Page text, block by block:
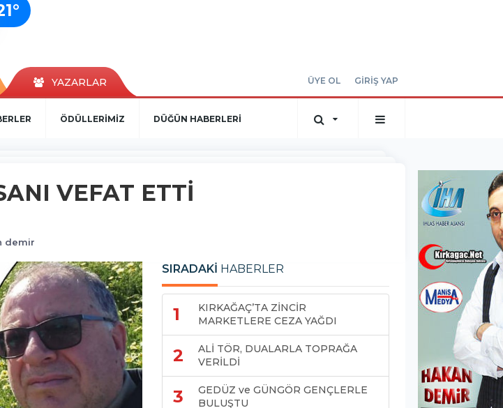
°
YAZARLAR ÜYE OL GİRİŞ YAP
ÖDÜLLERİMİZ DÜĞÜN HABERLERİ
VEFAT ETTİ
demir
SIRADAKİ HABERLER
1
KIRKAĞAÇ’TA ZİNCİR
MARKETLERE CEZA YAĞDI
2
ALİ TÖR, DUALARLA TOPRAĞA
VERİLDİ
3
GEDÜZ ve GÜNGÖR GENÇLERLE
BULUŞTU